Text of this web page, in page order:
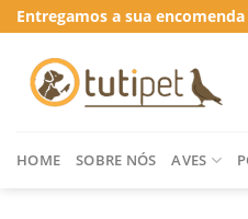
Skip
to
content
Entregamos a sua
HOME SOBRE NÓS AVES